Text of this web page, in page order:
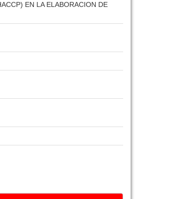
EN LA ELABORACION DE